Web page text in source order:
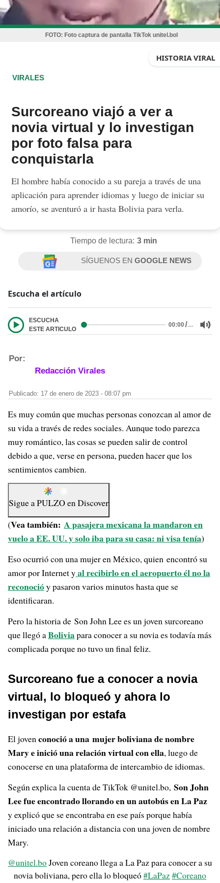
FOTO: Foto captura de pantalla TikTok unitel.bol
HISTORIA VIRAL
VIRALES
Surcoreano viajó a ver a
novia virtual y lo investigan
por foto falsa para
conquistarla
El hombre había conocido a su pareja a través de una
aplicación para aprender idiomas y luego de iniciar su
amorío, se aventuró a ir hasta Bolivia para verla.
Tiempo de lectura: 3 min
SÍGUENOS ENGOOGLE NEWS
Escucha el artículo
ESCUCHA
ESTE ARTICULO
00:00/…
Por:
Redacción Virales
Publicado: 17 de enero de 2023 - 08:07 pm
Es muy común que muchas personas conozcan al amor de
su vida a través de redes sociales. Aunque todo parezca
muy romántico, las cosas se pueden salir de control
debido a que, verse en persona, pueden hacer que los
sentimientos cambien.
Sigue aPULZO enDiscover
(Vea también: A pasajera mexicana la mandaron en
vuelo a EE. UU. y solo iba para su casa: ni visa tenía)
Eso ocurrió con una mujer en México, quien encontró su
amor por Internet yal recibirlo en el aeropuerto él no la
reconocióy pasaron varios minutos hasta que se
identificaran.
Pero la historia de Son John Lee es un joven surcoreano
que llegó aBoliviapara conocer a su novia es todavía más
complicada porque no tuvo un final feliz.
Surcoreano fue a conocer a novia
virtual, lo bloqueó y ahora lo
investigan por estafa
El jovenconoció a una mujer boliviana de nombre
Mary e inició una relación virtual con ella, luego de
conocerse en una plataforma de intercambio de idiomas.
Según explica la cuenta de TikTok @unitel.bo, Son John
Lee fue encontrado llorando en un autobús en La Paz
y explicó que se encontraba en ese país porque había
iniciado una relación a distancia con una joven de nombre
Mary.
@unitel.boJoven coreano llega a La Paz para conocer a su
novia boliviana, pero ella lo bloqueó#LaPaz#Coreano